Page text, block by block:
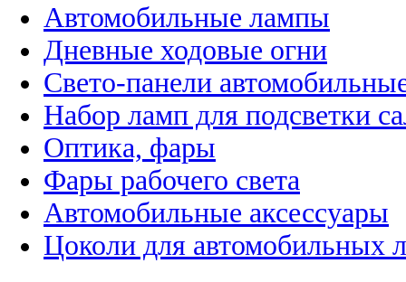
Автомобильные лампы
Дневные ходовые огни
Свето-панели
Набор ламп для подсветки
Оптика, фары
Фары рабочего света
Автомобильные аксессуары
Цоколи для автомобильных